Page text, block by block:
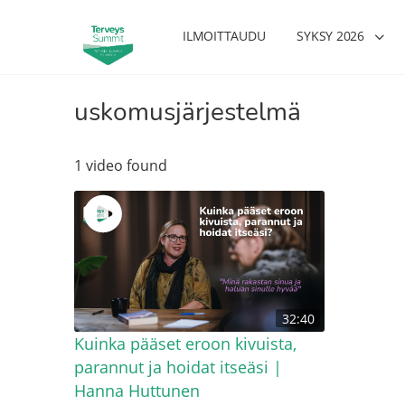
ILMOITTAUDU SYKSY 2026
uskomusjärjestelmä
1 video found
32:40
Kuinka pääset eroon kivuista,
parannut ja hoidat itseäsi |
Hanna Huttunen